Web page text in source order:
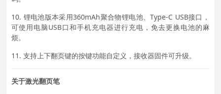
10. 锂电池版本采用360mAh聚合物锂电池、Type-C USB接口，
可使用电脑USB口和手机充电器进行充电，免去更换电池的麻
烦。
11. 支持上下翻页键的按键功能自定义，接收器固件可升级。
关于激光翻页笔